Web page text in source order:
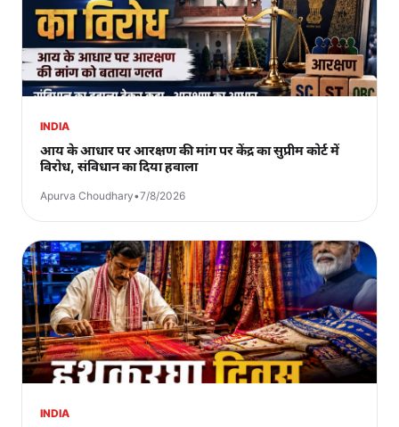
INDIA
आय के आधार पर आरक्षण की मांग पर केंद्र का सुप्रीम कोर्ट में
विरोध, संविधान का दिया हवाला
Apurva Choudhary•7/8/2026
INDIA